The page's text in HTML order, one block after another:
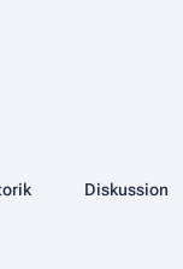
associated-
Database
Diskussion